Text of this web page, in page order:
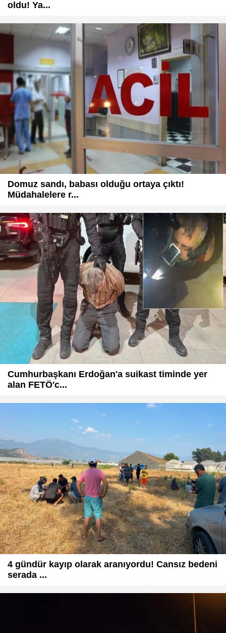
oldu! Ya...
Domuz sandı, babası olduğu ortaya çıktı!
Müdahalelere r...
Cumhurbaşkanı Erdoğan'a suikast timinde yer
alan FETÖ'c...
4 gündür kayıp olarak aranıyordu! Cansız bedeni
serada ...